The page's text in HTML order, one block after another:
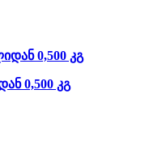
0,500 კგ